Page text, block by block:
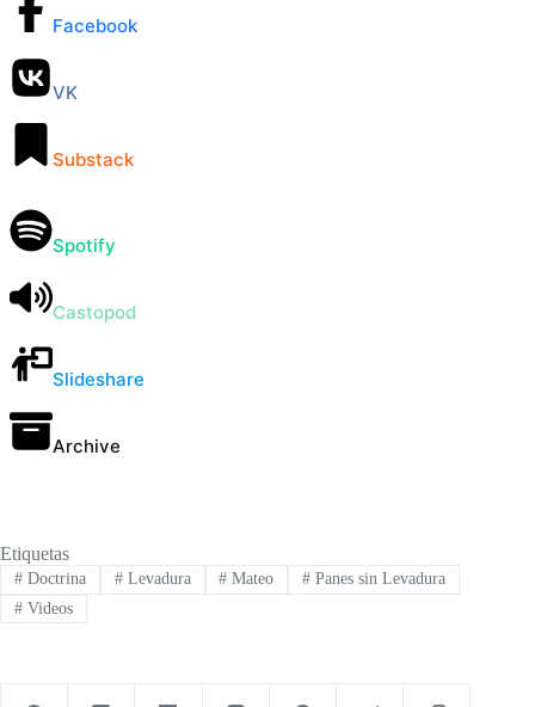
Facebook
VK
Substack
Spotify
Castopod
Slideshare
Archive
Etiquetas
#Doctrina #Levadura # Mateo # Panes sin Levadura
#Videos